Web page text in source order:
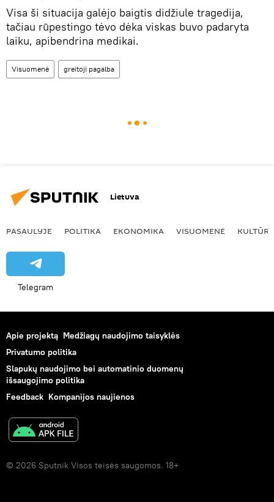
Visa ši situacija galėjo baigtis didžiule tragedija,
tačiau rūpestingo tėvo dėka viskas buvo padaryta
laiku, apibendrina medikai.
Visuomenė greitoji pagalba
Lietuva
PASAULYJE POLITIKA EKONOMIKA VISUOMENĖ KULTŪRA
Telegram
Apie projektą Medžiagų naudojimo taisyklės
Privatumo politika
Slapukų naudojimo bei automatinio duomenų
išsaugojimo politika
Feedback Kompanijos naujienos
© 2026 Sputnik Visos teisės saugomos. 18+